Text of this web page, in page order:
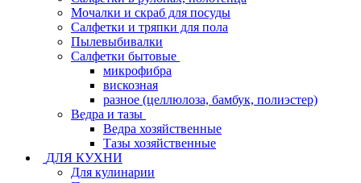
Мочалки и скраб для посуды
Салфетки и тряпки для пола
Пылевыбивалки
Салфетки бытовые
микрофибра
вискозная
разное (целлюлоза, бамбук, полиэстер)
Ведра и тазы
Ведра хозяйственные
Тазы хозяйственные
ДЛЯ КУХНИ
Для кулинарии